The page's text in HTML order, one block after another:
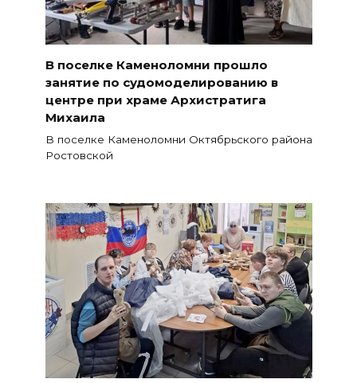
В поселке Каменоломни прошло
занятие по судомоделированию в
центре при храме Архистратига
Михаила
В поселке Каменоломни Октябрьского района
Ростовской